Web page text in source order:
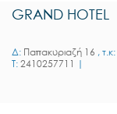
GRAND HOTEL
Δ: Παπακυριαζή 16 , τ.κ:
T: 2410257711 |